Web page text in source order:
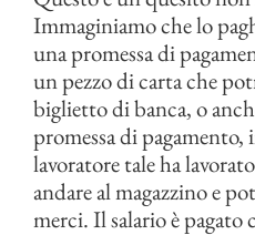
Immaginiamo che lo
una promessa di
un pezzo di carta che
biglietto di banca, o
promessa di
lavoratore tale ha
andare al magazzino e
merci. Il salario è pagato